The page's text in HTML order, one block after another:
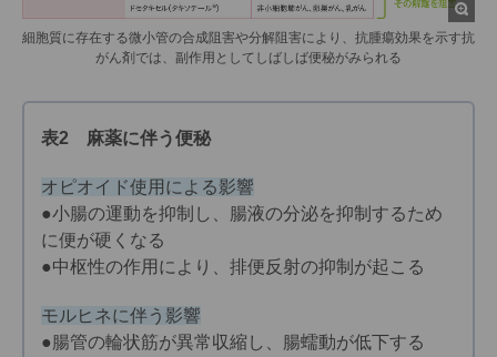
細胞質に存在する微小管の合成阻害や分解阻害により、抗腫瘍効果を示す抗
がん剤では、副作用としてしばしば便秘がみられる
表2 麻薬に伴う便秘
オピオイド使用による影響
●小腸の運動を抑制し、腸液の分泌を抑制するため
に便が硬くなる
●中枢性の作用により、排便反射の抑制が起こる
モルヒネに伴う影響
●腸管の輪状筋が異常収縮し、腸蠕動が低下する